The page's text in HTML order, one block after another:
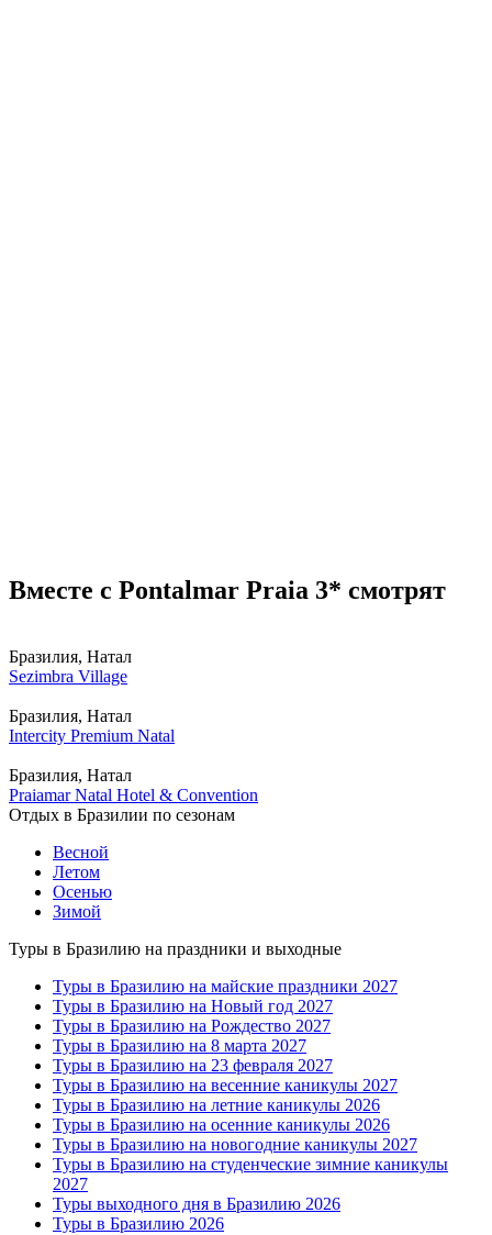
Вместе с Pontalmar Praia 3* смотрят
Бразилия, Натал
Sezimbra Village
Бразилия, Натал
Intercity Premium Natal
Бразилия, Натал
Praiamar Natal Hotel & Convention
Отдых в Бразилии по сезонам
Весной
Летом
Осенью
Зимой
Туры в Бразилию на праздники и выходные
Туры в Бразилию на майские праздники 2027
Туры в Бразилию на Новый год 2027
Туры в Бразилию на Рождество 2027
Туры в Бразилию на 8 марта 2027
Туры в Бразилию на 23 февраля 2027
Туры в Бразилию на весенние каникулы 2027
Туры в Бразилию на летние каникулы 2026
Туры в Бразилию на осенние каникулы 2026
Туры в Бразилию на новогодние каникулы 2027
Туры в Бразилию на студенческие зимние каникулы
2027
Туры выходного дня в Бразилию 2026
Туры в Бразилию 2026